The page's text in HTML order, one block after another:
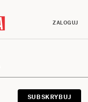
ZALOGUJ
SUBSKRYBUJ